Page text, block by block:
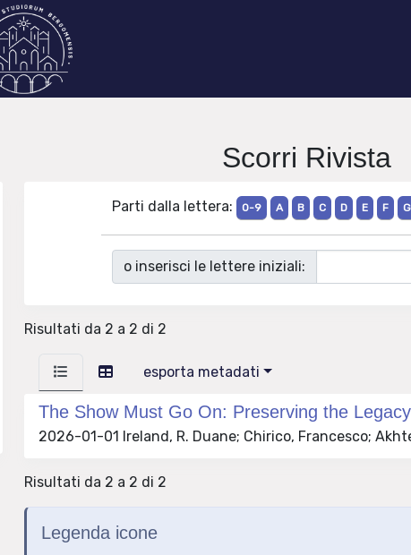
Scorri Rivista
Parti dalla lettera: 0-9 A B C D E F G
o inserisci le lettere iniziali:
Risultati da 2 a 2 di 2
esporta metadati
The Show Must Go On: Preserving the
2026-01-01 Ireland, R. Duane; Chirico, Francesco;
Risultati da 2 a 2 di 2
Legenda icone